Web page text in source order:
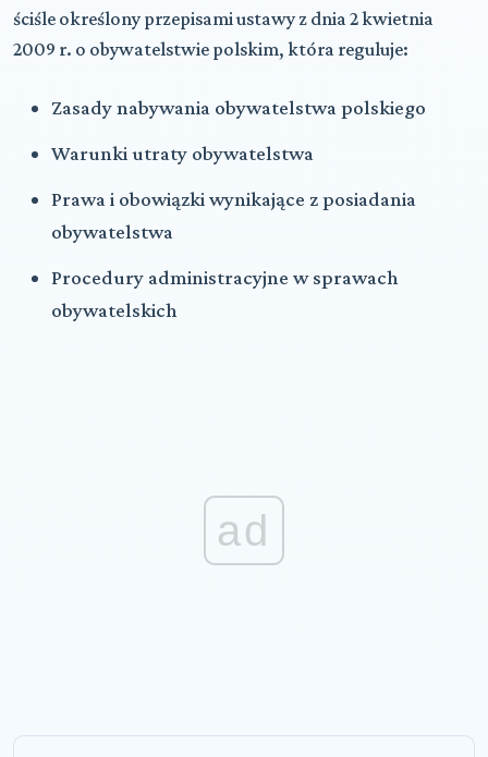
ściśle określony przepisami ustawy z dnia 2 kwietnia
2009 r. o obywatelstwie polskim, która reguluje:
Zasady nabywania obywatelstwa polskiego
Warunki utraty obywatelstwa
Prawa i obowiązki wynikające z posiadania
obywatelstwa
Procedury administracyjne w sprawach
obywatelskich
ad